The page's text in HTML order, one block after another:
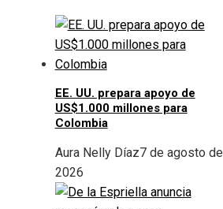
EE. UU. prepara apoyo de
US$1.000 millones para
Colombia
Aura Nelly Díaz7 de agosto de
2026